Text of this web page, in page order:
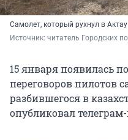
Самолет, который рухнул в Актау
Источник: читатель Городских
15 января появилась
переговоров пилотов
разбившегося в
опубликовал